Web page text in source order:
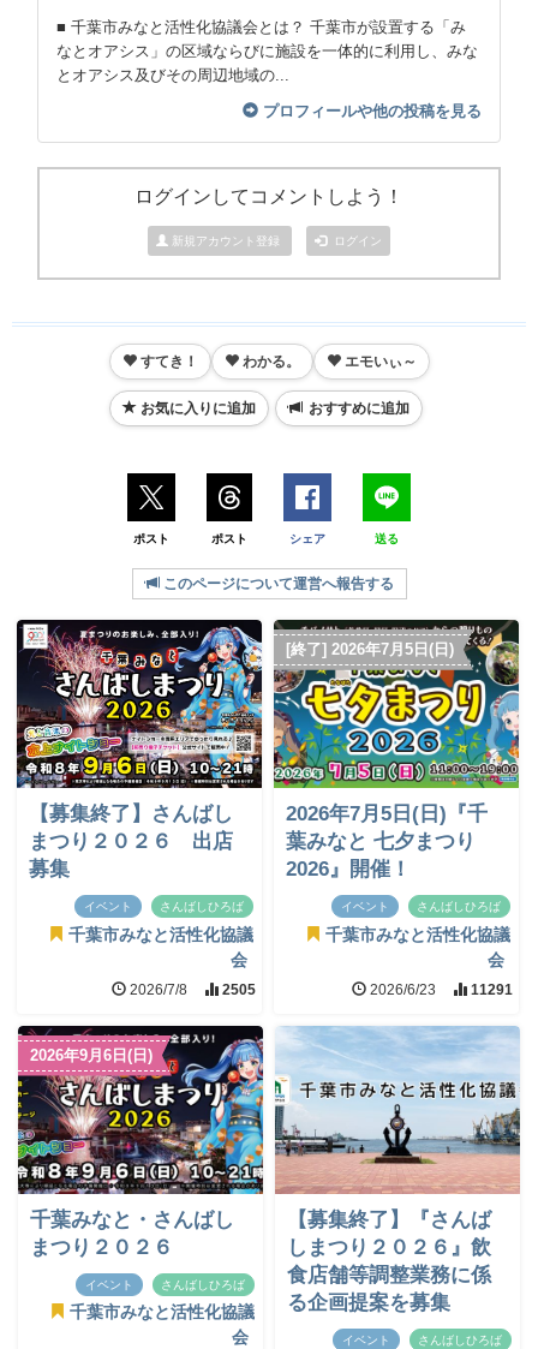
■ 千葉市みなと活性化協議会とは？ 千葉市が設置する「み
なとオアシス」の区域ならびに施設を一体的に利用し、みな
とオアシス及びその周辺地域の...
プロフィールや他の投稿を見る
ログインしてコメントしよう！
新規アカウント登録 ログイン
すてき！ わかる。 エモいぃ～
お気に入りに追加 おすすめに追加
ポスト ポスト シェア 送る
このページについて運営へ報告する
【募集終了】さんばし
まつり２０２６ 出店
募集
イベント さんばしひろば
千葉市みなと活性化協議
会
2026/7/8 2505
[終了] 2026年7月5日(日)
2026年7月5日(日)『千
葉みなと 七夕まつり
2026』開催！
イベント さんばしひろば
千葉市みなと活性化協議
会
2026/6/23 11291
2026年9月6日(日)
千葉みなと・さんばし
まつり２０２６
イベント さんばしひろば
千葉市みなと活性化協議
会
【募集終了】『さんば
しまつり２０２６』飲
食店舗等調整業務に係
る企画提案を募集
イベント さんばしひろば